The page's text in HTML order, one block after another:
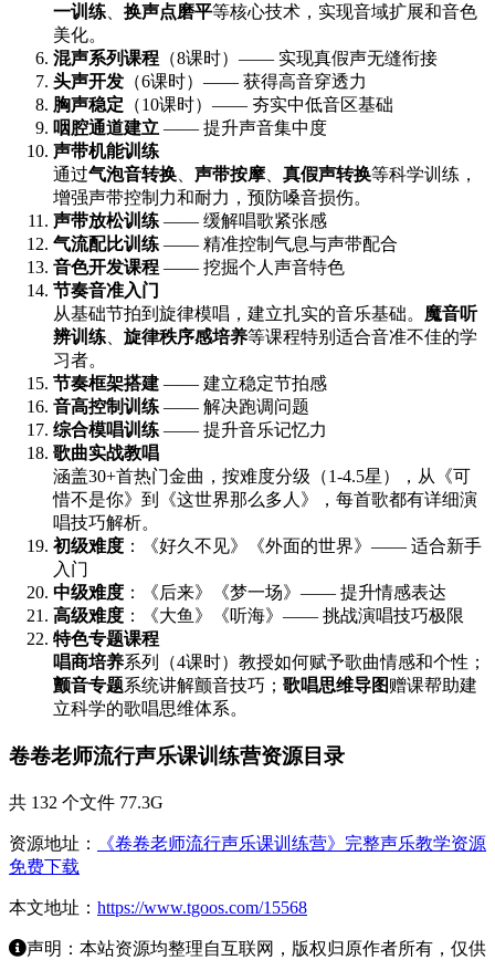
一训练、 换声点磨平等核心技术，实现音域扩展和音色
美化。
混声系列课程 （8课时）—— 实现真假声无缝衔接
头声开发 （6课时）—— 获得高音穿透力
胸声稳定 （10课时）—— 夯实中低音区基础
咽腔通道建立 —— 提升声音集中度
声带机能训练
通过气泡音转换、 声带按摩、 真假声转换等科学训练，
增强声带控制力和耐力，预防嗓音损伤。
声带放松训练 —— 缓解唱歌紧张感
气流配比训练 —— 精准控制气息与声带配合
音色开发课程 —— 挖掘个人声音特色
节奏音准入门
从基础节拍到旋律模唱，建立扎实的音乐基础。 魔音听
辨训练、 旋律秩序感培养等课程特别适合音准不佳的学
习者。
节奏框架搭建 —— 建立稳定节拍感
音高控制训练 —— 解决跑调问题
综合模唱训练 —— 提升音乐记忆力
歌曲实战教唱
涵盖30+首热门金曲，按难度分级（1-4.5星），从《可
惜不是你》到《这世界那么多人》，每首歌都有详细演
唱技巧解析。
初级难度 ：《好久不见》《外面的世界》—— 适合新手
入门
中级难度 ：《后来》《梦一场》—— 提升情感表达
高级难度 ：《大鱼》《听海》—— 挑战演唱技巧极限
特色专题课程
唱商培养系列（4课时）教授如何赋予歌曲情感和个性；
颤音专题系统讲解颤音技巧； 歌唱思维导图赠课帮助建
立科学的歌唱思维体系。
卷卷老师流行声乐课训练营资源目录
共 132 个文件 77.3G
资源地址：
《卷卷老师流行声乐课训练营》完整声乐教学资源
免费下载
本文地址： https://www.tgoos.com/15568
声明：本站资源均整理自互联网，版权归原作者所有，仅供